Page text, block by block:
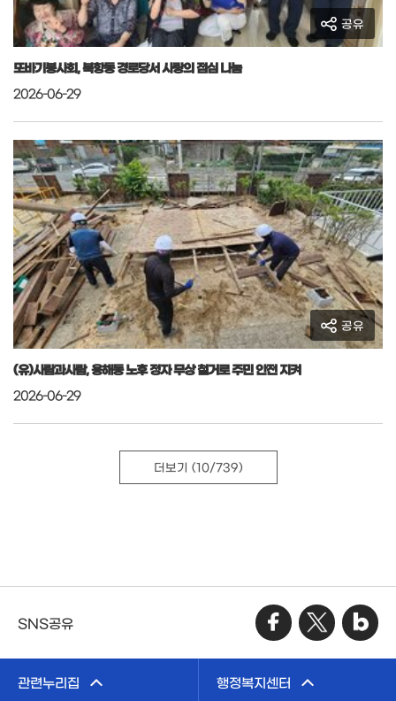
공유
또바기봉사회, 북항동 경로당서 사랑의 점심 나눔
2026-06-29
공유
(유)사람과사람, 용해동 노후 정자 무상 철거로 주민 안전 지켜
2026-06-29
더보기 (10/739)
SNS공유
관련누리집 행정복지센터